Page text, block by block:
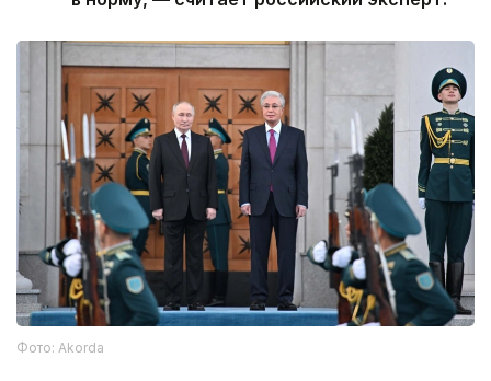
Фото: Akorda